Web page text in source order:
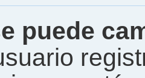
puede